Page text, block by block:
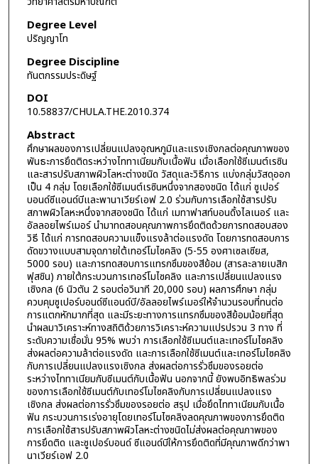
Degree Level
ปริญญาโท
Degree Discipline
ทันตกรรมประดิษฐ์
DOI
10.58837/CHULA.THE.2010.374
Abstract
ศึกษาผลของการเปลี่ยนแปลงอุณหภูมิและแรงเชิงกลต่อคุณภาพของ
พันธะการยึดติดระหว่างไททาเนียมกับเนื้อฟัน เมื่อเลือกใช้ซีเมนต์เรซิน
และสารปรับสภาพผิวโลหะต่างชนิด วัสดุและวิธีการ แบ่งกลุ่มวัสดุออก
เป็น 4 กลุ่ม โดยเลือกใช้ซีเมนต์เรซินหนึ่งจากสองชนิด ได้แก่ ซูเปอร์
บอนด์ซีแอนด์บีและพานาเวียร์เอฟ 2.0 ร่วมกับการเลือกใช้สารปรับ
สภาพผิวโลหะหนึ่งจากสองชนิด ได้แก่ เมทาฟาสท์บอนดิ้งไลเนอร์ และ
อัลลอยไพร์เมอร์ นำมาทดสอบคุณภาพการยึดติดด้วยการทดสอบสอง
วิธี ได้แก่ การทดสอบความแข็งแรงล้าต่อแรงดัด โดยการทดสอบการ
ดัดขวางแบบสามจุดภายใต้เทอร์โมไซคลิง (5-55 องศาเซลเซียส,
5000 รอบ) และการทดสอบการแทรกซึมของสีย้อม (สารละลายเบสิก
ฟุสชิน) ภายใต้กระบวนการเทอร์โมไซคลิง และการเปลี่ยนแปลงแรง
เชิงกล (6 นิวตัน 2 รอบต่อวินาที 20,000 รอบ) ผลการศึกษา กลุ่ม
ควบคุมซูเปอร์บอนด์ซีแอนด์บี/อัลลอยไพร์เมอร์ให้จำนวนรอบที่ทนต่อ
การแตกหักมากที่สุด และมีระยะทางการแทรกซึมของสีย้อมน้อยที่สุด
นำผลมาวิเคราะห์ทางสถิติด้วยการวิเคราะห์ความแปรปรวน 3 ทาง ที่
ระดับความเชื่อมั่น 95% พบว่า การเลือกใช้ซีเมนต์และเทอร์โมไซคลิง
ส่งผลต่อความล้าต่อแรงดัด และการเลือกใช้ซีเมนต์และเทอร์โมไซคลิง
กับการเปลี่ยนแปลงแรงเชิงกล ส่งผลต่อการรั่วซึมของรอยต่อ
ระหว่างไททาเนียมกับซีเมนต์กับเนื้อฟัน นอกจากนี้ ยังพบอิทธิพลร่วม
ของการเลือกใช้ซีเมนต์กับเทอร์โมไซคลิงกับการเปลี่ยนแปลงแรง
เชิงกล ส่งผลต่อการรั่วซึมของรอยต่อ สรุป เมื่อยึดไททาเนียมกับเนื้อ
ฟัน กระบวนการเร่งอายุโดยเทอร์โมไซคลิงลดคุณภาพของการยึดติด
การเลือกใช้สารปรับสภาพผิวโลหะต่างชนิดไม่ส่งผลต่อคุณภาพของ
การยึดติด และซูเปอร์บอนด์ ซีแอนด์บีให้การยึดติดที่มีคุณภาพดีกว่าพา
นาเวียร์เอฟ 2.0